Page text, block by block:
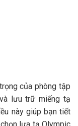
của phòng tập
lưu trữ miếng tạ
này giúp bạn tiết